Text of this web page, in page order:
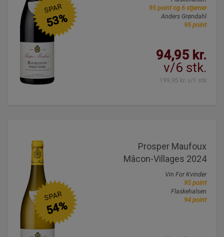
95 point og 6 stjerner
Anders Grøndahl
95 point
94,95 kr.
v/6 stk.
199,95 kr. v/1 stk
SPAR
53%
Prosper Maufoux
Mâcon-Villages 2024
Vin For Kvinder
95 point
Flaskehalsen
94 point
SPAR
54%